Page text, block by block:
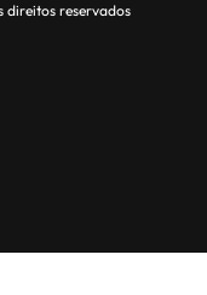
direitos reservados